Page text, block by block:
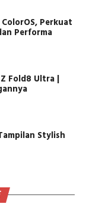
Perkuat
Performa
Fold8 Ultra |
Stylish